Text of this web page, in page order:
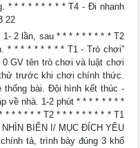
* * * * * * * * * T4 - Đi nhanh
22
1- 2 lần, sau * * * * * * * * * T2
* * * * * * * * * T1 - Trò chơi”
0 GV tên trò chơi và luật chơi
trước khi chơi chính thức.
thống bài. Đội hình kết thúc -
về nhà. 1-2 phút * * * * * * * *
* * * * * * T2 * * * * * * * * * T1
BIỂN I/ MỤC ĐÍCH YÊU
tả, trình bày đúng 3 khổ